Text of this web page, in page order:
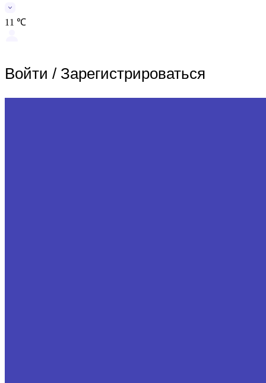
11 ℃
Войти / Зарегистрироваться